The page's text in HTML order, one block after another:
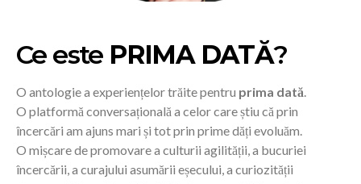
Ce este PRIMA DATĂ?
O antologie a experiențelor trăite pentru prima dată.
O platformă conversațională a celor care știu că prin
încercări am ajuns mari și tot prin prime dăți evoluăm.
O mișcare de promovare a culturii agilității, a bucuriei
încercării, a curajului asumării eșecului, a curiozității